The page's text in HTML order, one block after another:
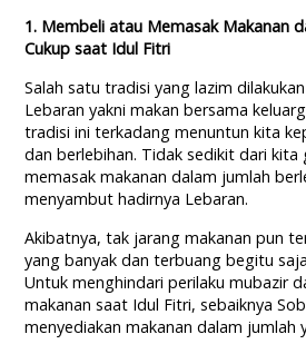
1. Membeli atau Memasak Makanan
Cukup saat Idul Fitri
Salah satu tradisi yang lazim
Lebaran yakni makan bersama
tradisi ini terkadang menuntun kita
dan berlebihan. Tidak sedikit dari
memasak makanan dalam jumlah
menyambut hadirnya Lebaran.
Akibatnya, tak jarang makanan pun
yang banyak dan terbuang begitu
Untuk menghindari perilaku mubazir
makanan saat Idul Fitri, sebaiknya
menyediakan makanan dalam jumlah